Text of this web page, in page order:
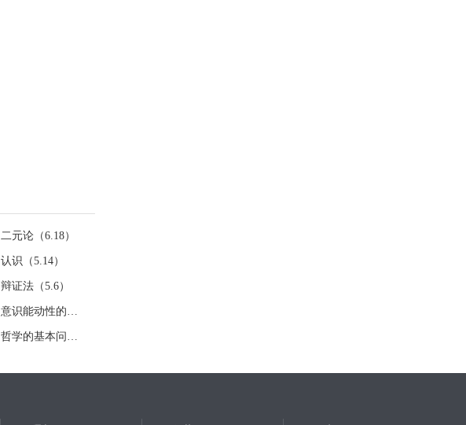
元论（6.18）
识（5.14）
证法（5.6）
自考《马克思主义基本原理概论》真题练习：意识能动性的表现（3.25）
自考《马克思主义基本原理概论》真题练习：哲学的基本问题（3.20）